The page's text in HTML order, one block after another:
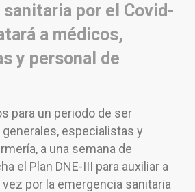
por el Covid-
a médicos,
y personal de
para un periodo de ser
especialistas y
a una semana de
el Plan DNE-III para auxiliar a
vez por la emergencia sanitaria